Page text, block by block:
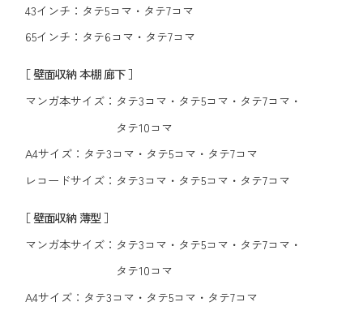
43インチ： タテ5コマ ・ タテ7コマ
65インチ： タテ6コマ ・ タテ7コマ
［ 壁面収納 本棚 廊下 ］
マンガ本サイズ： タテ3コマ ・ タテ5コマ ・ タテ7コマ ・
タテ10コマ
A4サイズ： タテ3コマ ・ タテ5コマ ・ タテ7コマ
レコードサイズ： タテ3コマ ・ タテ5コマ ・ タテ7コマ
［ 壁面収納 薄型 ］
マンガ本サイズ： タテ3コマ ・ タテ5コマ ・ タテ7コマ ・
タテ10コマ
A4サイズ： タテ3コマ ・ タテ5コマ ・ タテ7コマ